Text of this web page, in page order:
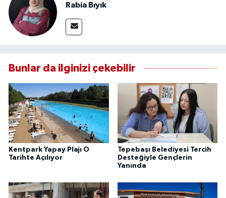
Rabia Bıyık
Bunlar da ilginizi çekebilir
Kentpark Yapay Plajı O
Tarihte Açılıyor
Tepebaşı Belediyesi Tercih
Desteğiyle Gençlerin
Yanında